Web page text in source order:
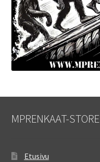
MPRENKAAT-STORE
Etusivu